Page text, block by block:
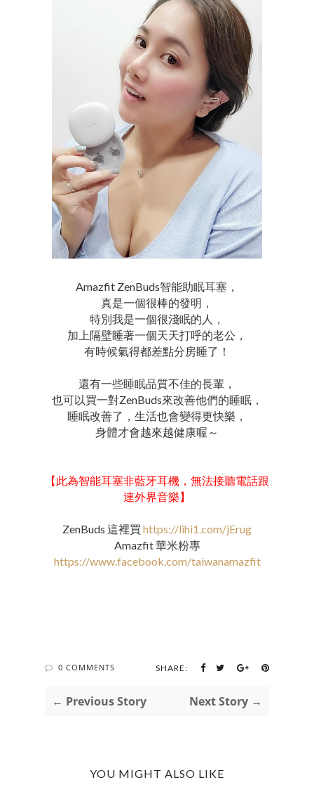
Amazfit ZenBuds智能助眠耳塞，
真是一個很棒的發明，
特別我是一個很淺眠的人，
加上隔壁睡著一個天天打呼的老公，
有時候氣得都差點分房睡了！
還有一些睡眠品質不佳的長輩，
也可以買一對ZenBuds來改善他們的睡眠，
睡眠改善了，生活也會變得更快樂，
身體才會越來越健康喔～
【此為智能耳塞非藍牙耳機，無法接聽電話跟
連外界音樂】
ZenBuds 這裡買 https://lihi1.com/jErug
Amazfit 華米粉專
https://www.facebook.com/taiwanamazfit
0 COMMENTS SHARE:
← Previous Story Next Story →
YOU MIGHT ALSO LIKE